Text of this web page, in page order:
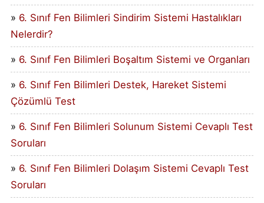
6. Sınıf Fen Bilimleri Sindirim Sistemi Hastalıkları
Nelerdir?
6. Sınıf Fen Bilimleri Boşaltım Sistemi ve Organları
6. Sınıf Fen Bilimleri Destek, Hareket Sistemi
Çözümlü Test
6. Sınıf Fen Bilimleri Solunum Sistemi Cevaplı Test
Soruları
6. Sınıf Fen Bilimleri Dolaşım Sistemi Cevaplı Test
Soruları